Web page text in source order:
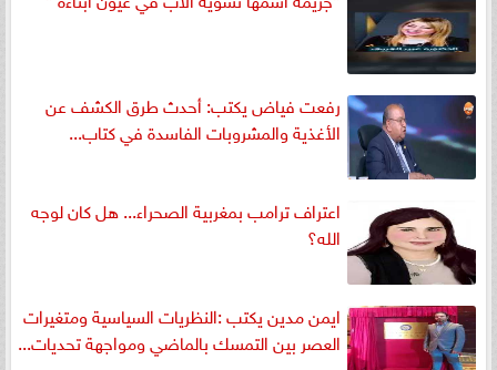
رفعت فياض يكتب: أحدث طرق الكشف عن
الأغذية والمشروبات الفاسدة في كتاب...
اعتراف ترامب بمغربية الصحراء... هل كان لوجه
الله؟
ايمن مدين يكتب :النظريات السياسية ومتغيرات
العصر بين التمسك بالماضي ومواجهة تحديات...